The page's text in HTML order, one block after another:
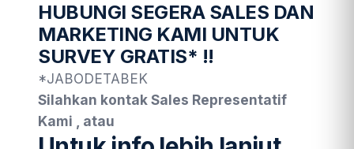
HUBUNGI SEGERA SALES DAN
MARKETING KAMI UNTUK
SURVEY GRATIS* !!
*JABODETABEK
Silahkan kontak Sales Representatif
Kami , atau